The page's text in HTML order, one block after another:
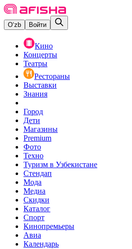
O‘zb Войти
Кино
Концерты
Театры
Рестораны
Выставки
Знания
Город
Дети
Магазины
Premium
Фото
Техно
Туризм в Узбекистане
Стендап
Мода
Медиа
Скидки
Каталог
Спорт
Кинопремьеры
Авиа
Календарь